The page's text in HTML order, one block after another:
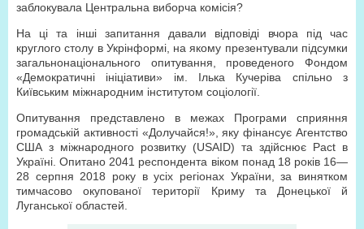
заблокувала Центральна виборча комісія?
На ці та інші запитання давали відповіді вчора під час
круглого столу в Укрінформі, на якому презентували підсумки
загальнонаціонального опитування, проведеного Фондом
«Демократичні ініціативи» ім. Ілька Кучеріва спільно з
Київським міжнародним інститутом соціології.
Опитування представлено в межах Програми сприяння
громадській активності «Долучайся!», яку фінансує Агентство
США з міжнародного розвитку (USAID) та здійснює Pact в
Україні. Опитано 2041 респондента віком понад 18 років 16—
28 серпня 2018 року в усіх регіонах України, за винятком
тимчасово окупованої території Криму та Донецької й
Луганської областей.